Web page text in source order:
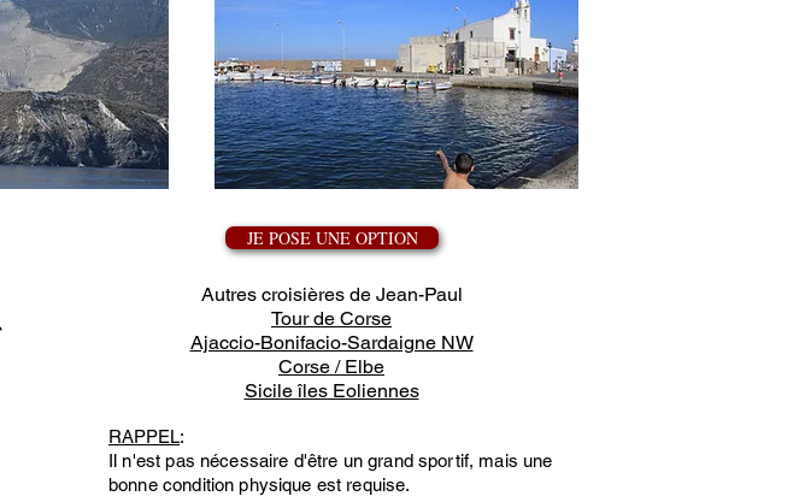
JE POSE UNE OPTION
Autres croisières de Jean-Paul
Tour de Corse
Ajaccio-Bonifacio-Sardaigne NW
Corse / Elbe
Sicile îles Eoliennes
RAPPEL:
Il n'est pas nécessaire d'être un grand sportif, mais une
bonne condition physique est requise.